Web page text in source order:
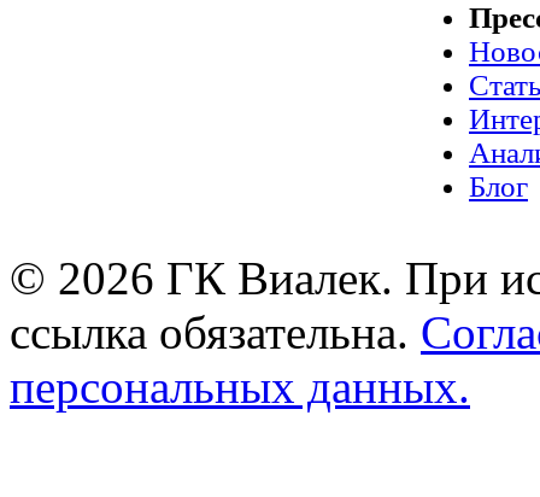
Блог
© 2026 ГК Виалек. При
ссылка обязательна.
персональных данных.